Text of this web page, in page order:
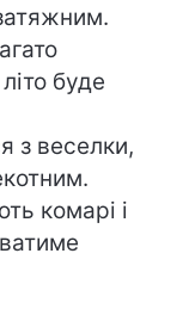
буде
з веселки,
комарі і